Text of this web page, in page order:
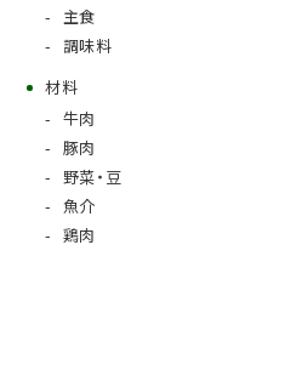
主食
調味料
材料
牛肉
豚肉
野菜・豆
魚介
鶏肉